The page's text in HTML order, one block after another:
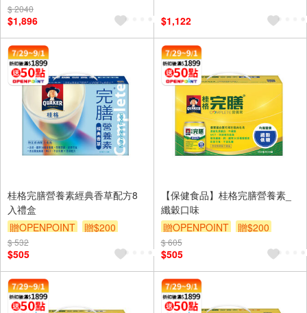
$ 2040
$1,896 $1,122
桂格完膳營養素經典香草配方8
入禮盒
贈OPENPOINT
贈$200
$ 532
$505
【保健食品】桂格完膳營養素_
纖穀口味
贈OPENPOINT
贈$200
$ 605
$505